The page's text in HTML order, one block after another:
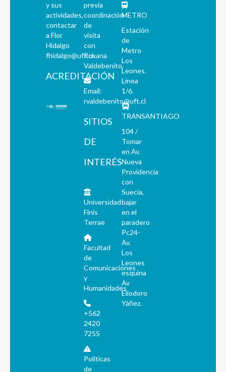
y sus
actividades,
contactar
a Flor
Hidalgo
fhidalgo@uft.cl
ACREDITACIÓN
previa
coordinación
de
visita
con
Roxana
Valdebenito.
Email:
rvaldebenito@uft.cl
SITIOS
DE
INTERÉS
Universidad
Finis
Terrae
Facultad
de
Comunicaciones
y
Humanidades
+562
2420
7255
Políticas
de
METRO
Estación
de
Metro
Los
Leones.
Línea
1/6.
TRANSANTIAGO
104 /
Tomar
en Av.
Nueva
Providencia
con
Suecia,
bajar
en el
paradero
Pc24-
Av.
Los
Leones
esquina
Av
Eliodoro
Yáñez.